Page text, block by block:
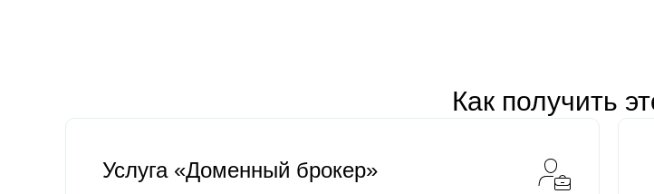
Как получить
Услуга «Доменный брокер»